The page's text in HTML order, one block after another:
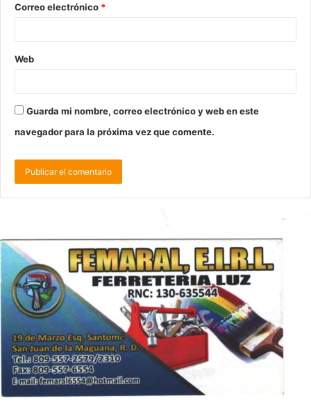
Correo electrónico *
Web
Guarda mi nombre, correo electrónico y web en este
navegador para la próxima vez que comente.